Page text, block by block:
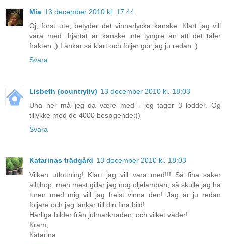
Mia 13 december 2010 kl. 17:44
Oj, först ute, betyder det vinnarlycka kanske. Klart jag vill
vara med, hjärtat är kanske inte tyngre än att det tåler
frakten ;) Länkar så klart och följer gör jag ju redan :)
Svara
Lisbeth (countryliv) 13 december 2010 kl. 18:03
Uha her må jeg da være med - jeg tager 3 lodder. Og
tillykke med de 4000 besøgende:))
Svara
Katarinas trädgård 13 december 2010 kl. 18:03
Vilken utlottning! Klart jag vill vara med!!! Så fina saker
alltihop, men mest gillar jag nog oljelampan, så skulle jag ha
turen med mig vill jag helst vinna den! Jag är ju redan
följare och jag länkar till din fina bild!
Härliga bilder från julmarknaden, och vilket väder!
Kram,
Katarina